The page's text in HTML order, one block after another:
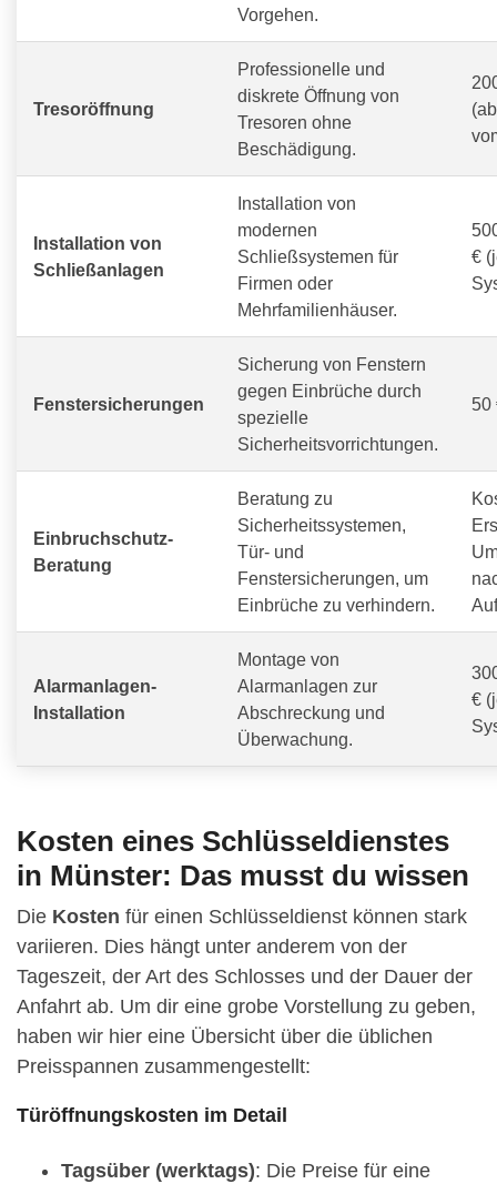
Vorgehen.
Tresoröffnung
Professionelle und
diskrete Öffnung von
Tresoren ohne
Beschädigung.
Installation von
Schließanlagen
Installation von
modernen
Schließsystemen für
Firmen oder
Mehrfamilienhäuser.
€
Fenstersicherungen
Sicherung von Fenstern
gegen Einbrüche durch
spezielle
Sicherheitsvorrichtungen.
50
Einbruchschutz-
Beratung
Beratung zu
Sicherheitssystemen,
Tür- und
Fenstersicherungen, um
Einbrüche zu verhindern.
Alarmanlagen-
Installation
Montage von
Alarmanlagen zur
Abschreckung und
Überwachung.
€
Kosten eines Schlüsseldienstes
in Münster: Das musst du wissen
Die Kosten für einen Schlüsseldienst können stark
variieren. Dies hängt unter anderem von der
Tageszeit, der Art des Schlosses und der Dauer der
Anfahrt ab. Um dir eine grobe Vorstellung zu geben,
haben wir hier eine Übersicht über die üblichen
Preisspannen zusammengestellt:
Türöffnungskosten im Detail
Tagsüber (werktags): Die Preise für eine